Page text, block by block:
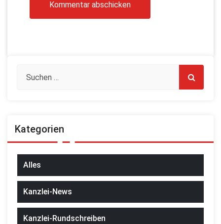
Kategorien
Alles
Kanzlei-News
Kanzlei-Rundschreiben